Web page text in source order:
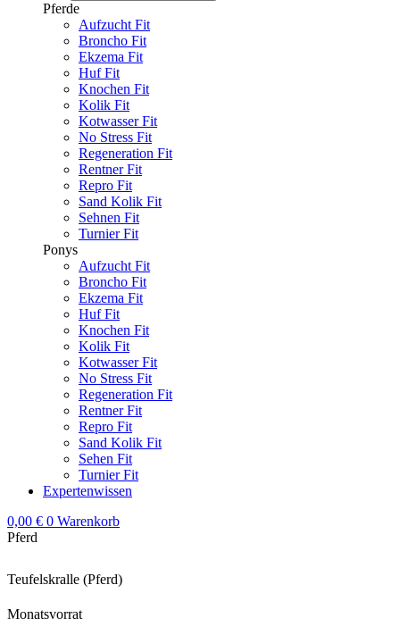
Pferde
Aufzucht Fit
Broncho Fit
Ekzema Fit
Huf Fit
Knochen Fit
Kolik Fit
Kotwasser Fit
No Stress Fit
Regeneration Fit
Rentner Fit
Repro Fit
Sand Kolik Fit
Sehnen Fit
Turnier Fit
Ponys
Aufzucht Fit
Broncho Fit
Ekzema Fit
Huf Fit
Knochen Fit
Kolik Fit
Kotwasser Fit
No Stress Fit
Regeneration Fit
Rentner Fit
Repro Fit
Sand Kolik Fit
Sehen Fit
Turnier Fit
Expertenwissen
0,00 € 0 Warenkorb
Pferd
Teufelskralle (Pferd)
Monatsvorrat